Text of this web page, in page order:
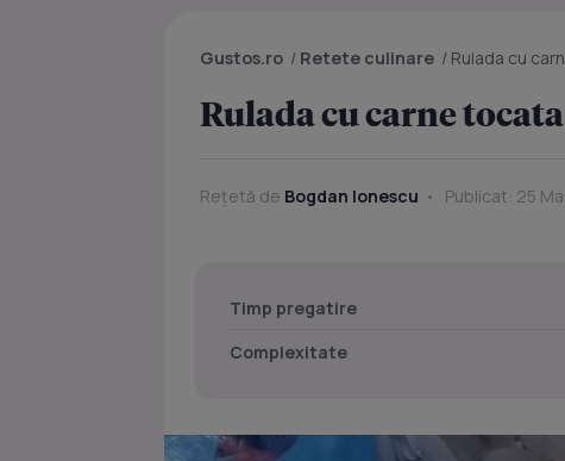
Gustos.ro / Retete culinare / Rulada cu
Rulada cu carne
Rețetă de Bogdan Ionescu Publicat: 25
Timp pregatire
Complexitate